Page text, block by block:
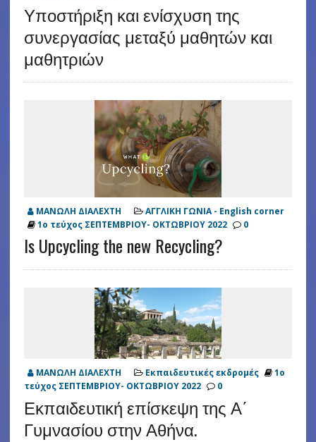
Υποστήριξη και ενίσχυση της
συνεργασίας μεταξύ μαθητών και
μαθητριών
ΜΑΝΩΛΗ ΔΙΑΛΕΧΤΗ
ΑΓΓΛΙΚΗ ΓΩΝΙΑ - English corner
1ο τεύχος ΣΕΠΤΕΜΒΡΙΟΥ- ΟΚΤΩΒΡΙΟΥ 2022
0
Is Upcycling the new Recycling?
ΜΑΝΩΛΗ ΔΙΑΛΕΧΤΗ Εκπαιδευτικές εκδρομές
1ο
τεύχος ΣΕΠΤΕΜΒΡΙΟΥ- ΟΚΤΩΒΡΙΟΥ 2022
0
Εκπαιδευτική επίσκεψη της Α΄
Γυμνασίου στην Αθήνα.